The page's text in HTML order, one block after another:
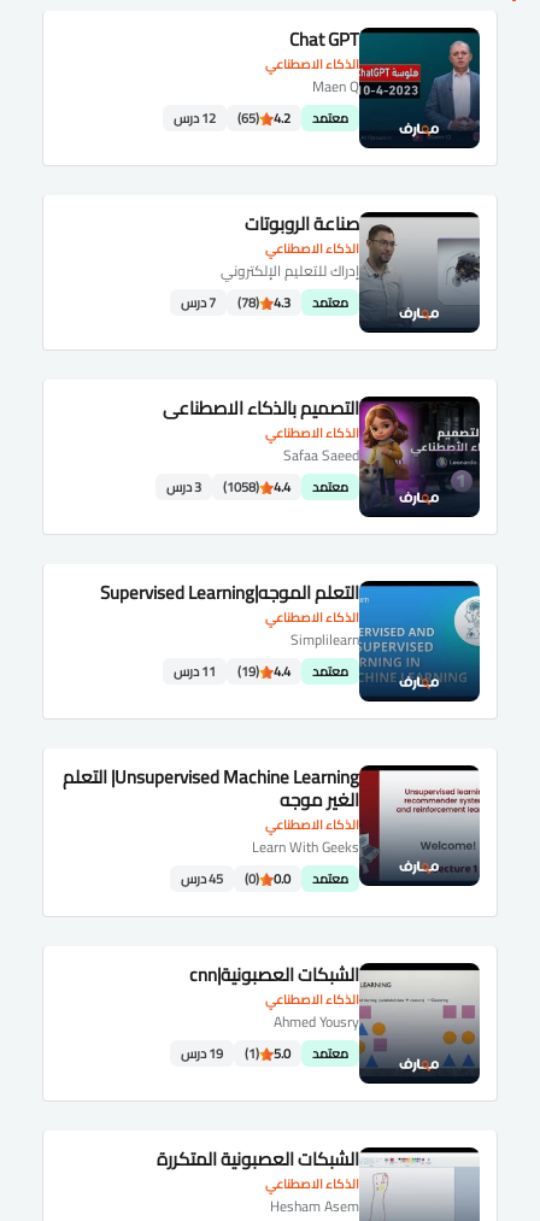
الذكاء الاصطناعي
Chat GPT
Maen Q
معتمد 4.2
(65) 12 درس
الذكاء الاصطناعي
صناعة الروبوتات
إدراك للتعليم الإلكتروني
معتمد 4.3
(78) 7 درس
الذكاء الاصطناعي
التصميم بالذكاء الاصطناعي
Safaa Saeed
معتمد 4.4
(1058) 3 درس
الذكاء الاصطناعي
التعلم الموجه|Supervised Learning
Simplilearn
معتمد 4.4
(19) 11 درس
الذكاء الاصطناعي
Unsupervised Machine Learning| التعلم
الغير موجه
Learn With Geeks
معتمد 0.0
(0) 45 درس
الذكاء الاصطناعي
الشبكات العصبونية|cnn
Ahmed Yousry
معتمد 5.0
(1) 19 درس
الذكاء الاصطناعي
الشبكات العصبونية المتكررة
Hesham Asem